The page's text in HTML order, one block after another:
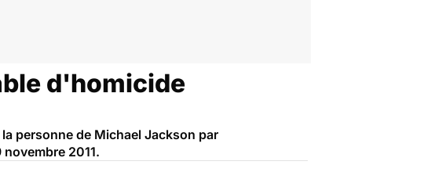
d'homicide
personne de Michael Jackson par
2011.